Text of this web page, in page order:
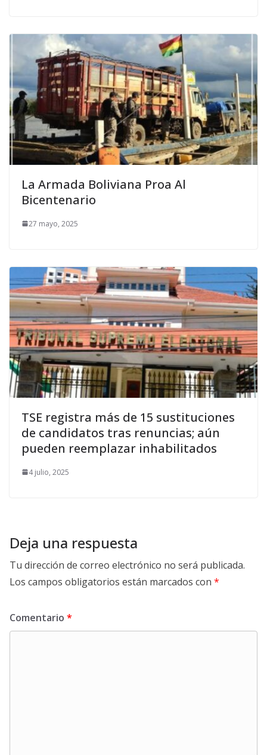
La Armada Boliviana Proa Al
Bicentenario
27 mayo, 2025
TSE registra más de 15 sustituciones
de candidatos tras renuncias; aún
pueden reemplazar inhabilitados
4 julio, 2025
Deja una respuesta
Tu dirección de correo electrónico no será publicada.
Los campos obligatorios están marcados con *
Comentario *